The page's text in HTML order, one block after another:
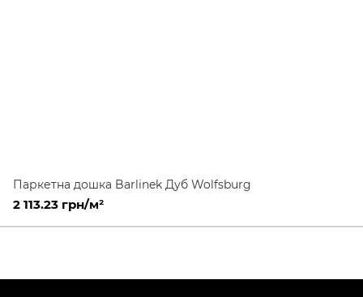
Паркетна дошка Barlinek Дуб Wolfsburg
2 113.23 грн/м²